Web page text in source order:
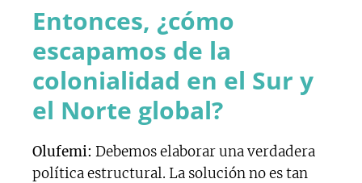
Entonces, ¿cómo
escapamos de la
colonialidad en el Sur y
el Norte global?
Olufemi: Debemos elaborar una verdadera
política estructural. La solución no es tan